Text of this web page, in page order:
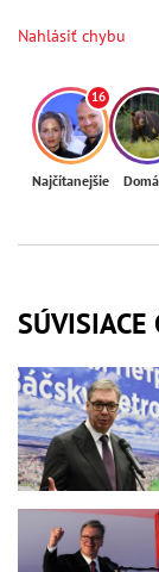
Nahlásiť chybu
16
Najčítanejšie
SÚVISIACE